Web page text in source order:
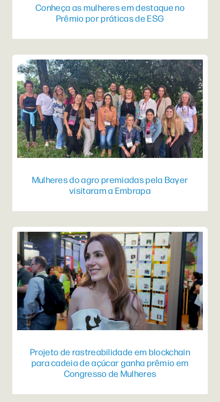
Conheça as mulheres em destaque no
Prêmio por práticas de ESG
Mulheres do agro premiadas pela Bayer
visitaram a Embrapa
Projeto de rastreabilidade em blockchain
para cadeia de açúcar ganha prêmio em
Congresso de Mulheres